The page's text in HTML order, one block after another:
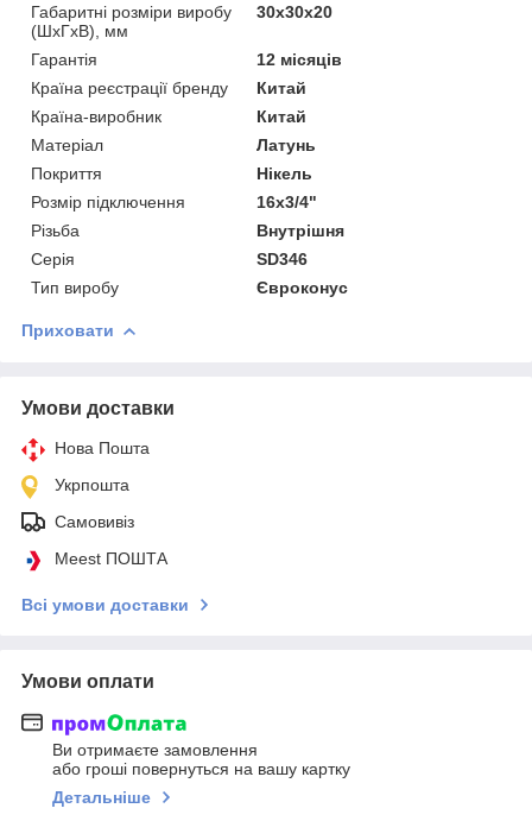
Габаритні розміри виробу
(ШхГхВ), мм
30х30х20
Гарантія
12 місяців
Країна реєстрації бренду
Китай
Країна-виробник
Китай
Матеріал
Латунь
Покриття
Нікель
Розмір підключення
16x3/4"
Різьба
Внутрішня
Серія
SD346
Тип виробу
Євроконус
Приховати
Умови доставки
Нова Пошта
Укрпошта
Самовивіз
Meest ПОШТА
Всі умови доставки
Умови оплати
Ви отримаєте замовлення
або гроші повернуться на вашу картку
Детальніше